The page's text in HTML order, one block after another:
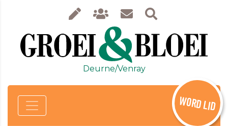
Deurne/Venray
WORD LID